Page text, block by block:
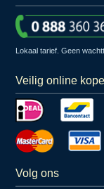
Lokaal tarief. Geen
Veilig online
Volg ons